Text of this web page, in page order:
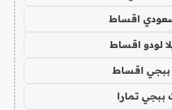
سعودي اقساط
لودو اقساط
اقساط
تمارا